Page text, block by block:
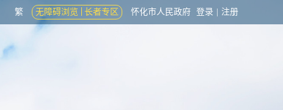
繁 无障碍浏览 长者专区 怀化市人民政府 登录 注册